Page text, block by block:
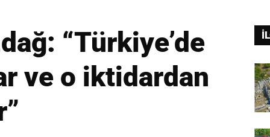
“Türkiye’de
ve o iktidardan